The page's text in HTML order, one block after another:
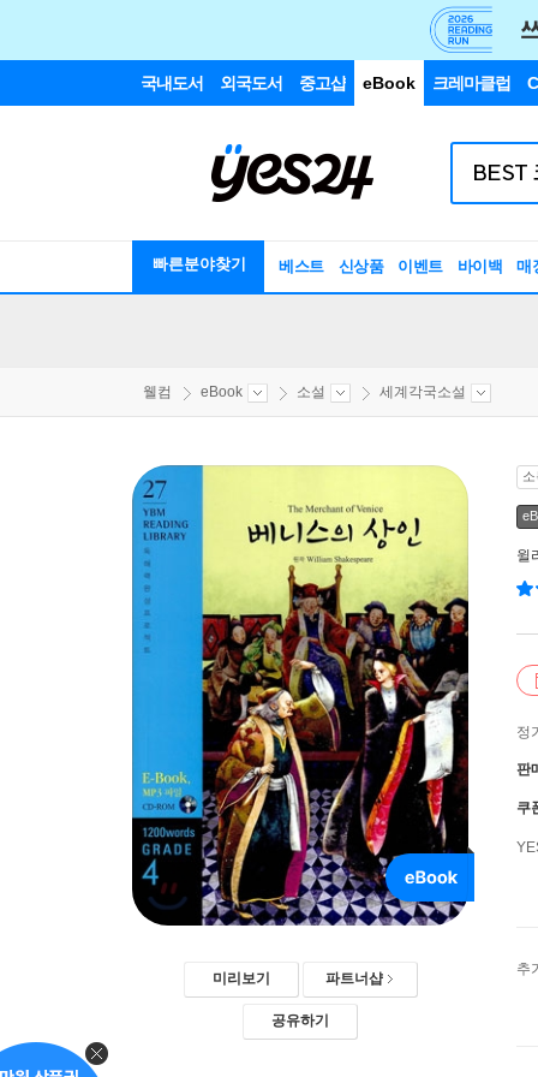
국내도서 외국도서 중고샵 eBook 크레마클럽
빠른분야찾기 베스트 신상품 이벤트 바이백 매
웰컴 eBook 소설 세계각국소설
미리보기 파트너샵
공유하기
윌
정
판
쿠
추